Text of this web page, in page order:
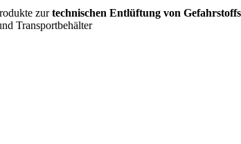
zurtechnischen Entlüftung von
Transportbehälter